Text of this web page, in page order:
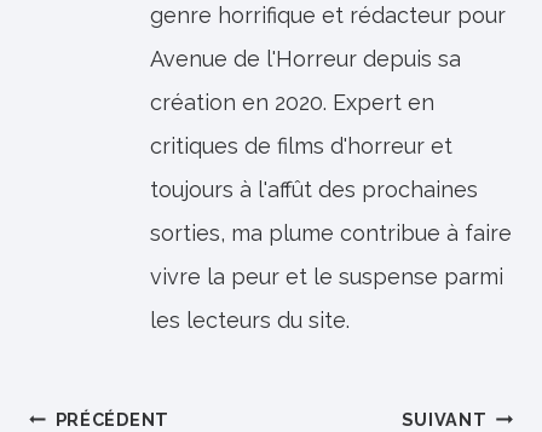
genre horrifique et rédacteur pour
Avenue de l'Horreur depuis sa
création en 2020. Expert en
critiques de films d'horreur et
toujours à l'affût des prochaines
sorties, ma plume contribue à faire
vivre la peur et le suspense parmi
les lecteurs du site.
Navigation
PRÉCÉDENT SUIVANT